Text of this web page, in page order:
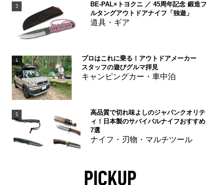
3
BE-PAL×トヨクニ ／ 45周年記念 鍛造フ
ルタングアウトドアナイフ「独遊」
道具・ギア
4
プロはこれに乗る！アウトドアメーカー
スタッフの遊びグルマ拝見
キャンピングカー・車中泊
5
高品質で切れ味よしのジャパンクオリテ
ィ！日本製のサバイバルナイフおすすめ
7選
ナイフ・刃物・マルチツール
PICKUP